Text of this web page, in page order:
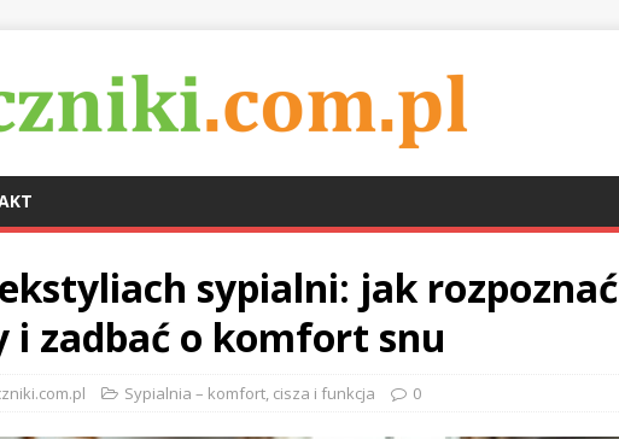
sypialni: jak rozpoznać
i zadbać o komfort snu
Sypialnia – komfort, cisza i funkcja 0